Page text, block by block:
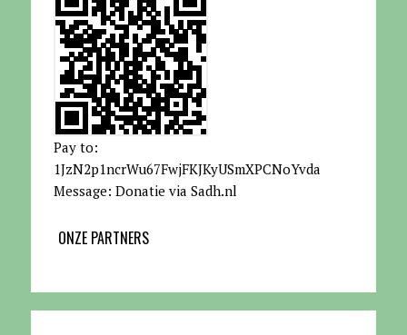
Pay to:
1JzN2p1ncrWu67FwjFKJKyUSmXPCNoYvda
Message: Donatie via Sadh.nl
ONZE PARTNERS